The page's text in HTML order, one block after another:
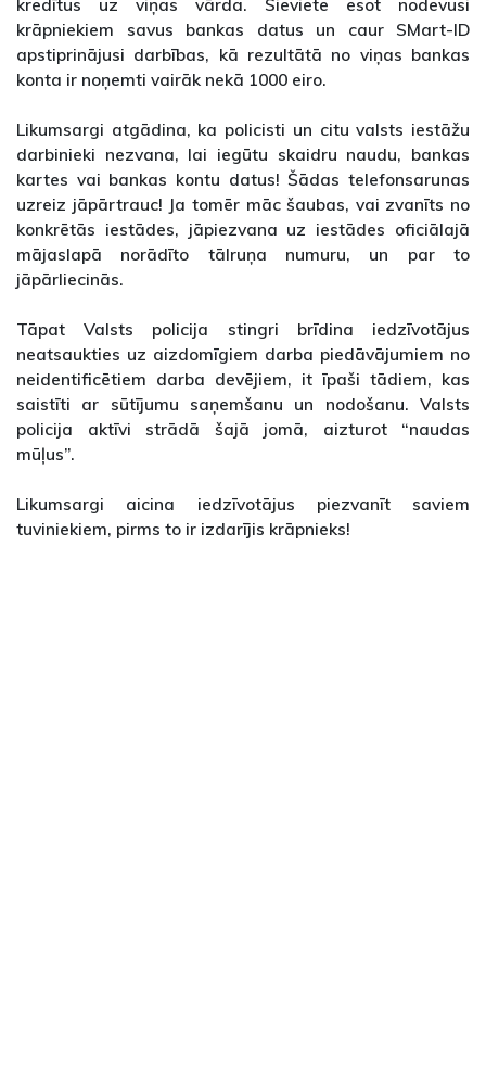
kredītus uz viņas vārda. Sieviete esot nodevusi
krāpniekiem savus bankas datus un caur SMart-ID
apstiprinājusi darbības, kā rezultātā no viņas bankas
konta ir noņemti vairāk nekā 1000 eiro.
Likumsargi atgādina, ka policisti un citu valsts iestāžu
darbinieki nezvana, lai iegūtu skaidru naudu, bankas
kartes vai bankas kontu datus! Šādas telefonsarunas
uzreiz jāpārtrauc! Ja tomēr māc šaubas, vai zvanīts no
konkrētās iestādes, jāpiezvana uz iestādes oficiālajā
mājaslapā norādīto tālruņa numuru, un par to
jāpārliecinās.
Tāpat Valsts policija stingri brīdina iedzīvotājus
neatsaukties uz aizdomīgiem darba piedāvājumiem no
neidentificētiem darba devējiem, it īpaši tādiem, kas
saistīti ar sūtījumu saņemšanu un nodošanu. Valsts
policija aktīvi strādā šajā jomā, aizturot “naudas
mūļus”.
Likumsargi aicina iedzīvotājus piezvanīt saviem
tuviniekiem, pirms to ir izdarījis krāpnieks!